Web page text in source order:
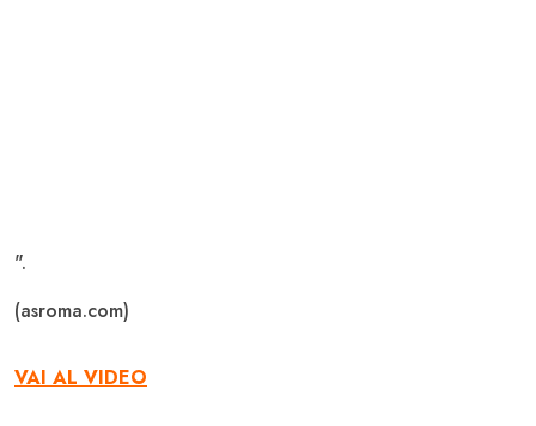
".
(asroma.com)
VAI AL VIDEO